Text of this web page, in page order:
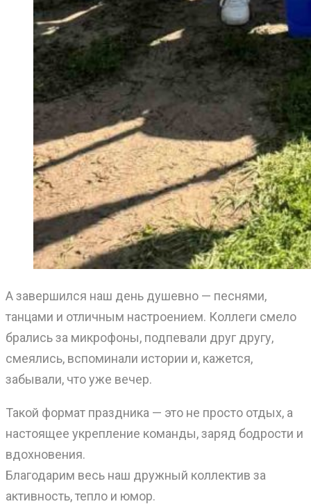
А завершился наш день душевно — песнями,
танцами и отличным настроением. Коллеги смело
брались за микрофоны, подпевали друг другу,
смеялись, вспоминали истории и, кажется,
забывали, что уже вечер.
Такой формат праздника — это не просто отдых, а
настоящее укрепление команды, заряд бодрости и
вдохновения.
Благодарим весь наш дружный коллектив за
активность, тепло и юмор.